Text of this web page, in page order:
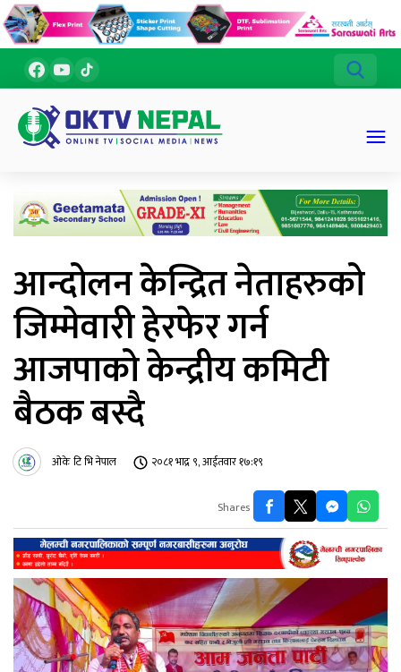
आन्दोलन केन्द्रित नेताहरुको
जिम्मेवारी हेरफेर गर्न
आजपाको केन्द्रीय कमिटी
बैठक बस्दै
ओके टि भि नेपाल २०८१ भाद्र ९, आईतवार १७:१९
Shares